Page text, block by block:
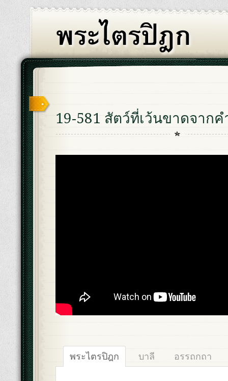
19-581 สัตว์ที่เว้นขาดจากค
พระไตรปิฎก บาลี อรรถกถา